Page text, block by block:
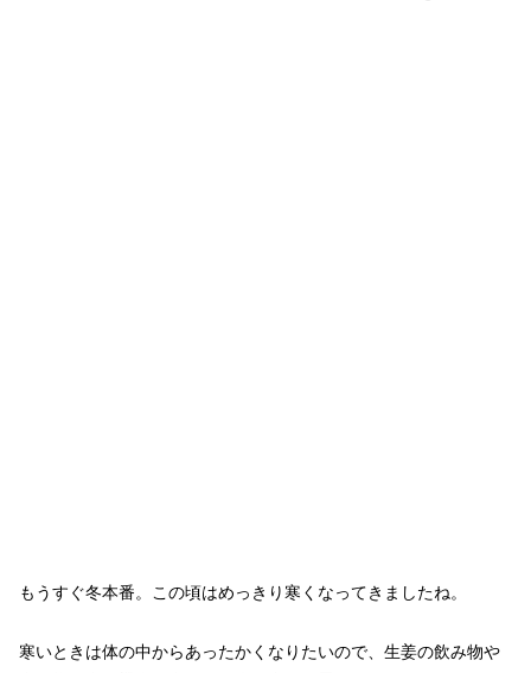
もうすぐ冬本番。この頃はめっきり寒くなってきましたね。
寒いときは体の中からあったかくなりたいので、生姜の飲み物や